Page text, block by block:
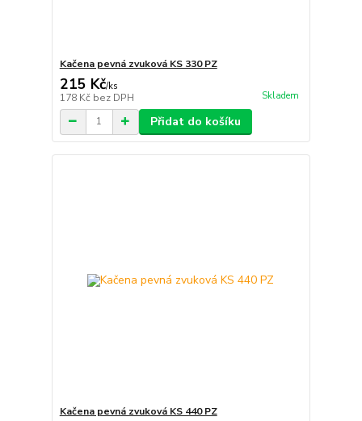
Kačena pevná zvuková KS 330 PZ
215 Kč/ks
178 Kč bez DPH Skladem
Přidat do košíku
Kačena pevná zvuková KS 440 PZ